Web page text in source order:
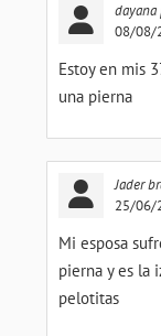
dayana
08/08/
Estoy en mis
una pierna
Jader
25/06/
Mi esposa
pierna y es la
pelotitas